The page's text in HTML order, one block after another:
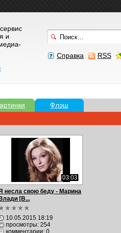
Справка RSS
и
Флэш
03:03
несла свою беду - Марина
Влади [В...
10.05.2015 18:19
просмотры: 254
комментарии:0